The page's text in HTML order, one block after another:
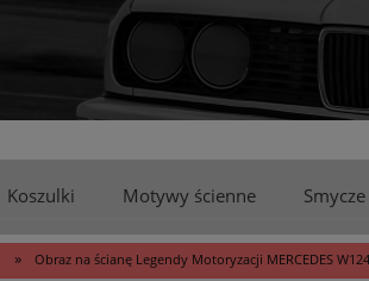
Koszulki Motywy ścienne
» Obraz na ścianę Legendy Motoryzacji MERCEDES W124